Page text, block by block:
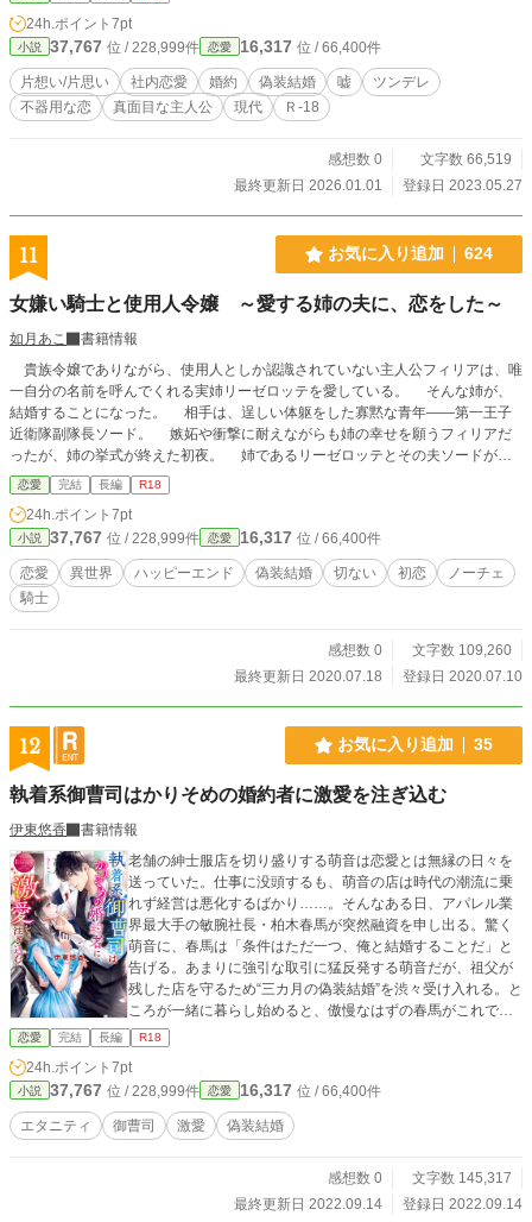
24h.ポイント 7pt
小説 37,767 位 / 228,999件 恋愛 16,317 位 / 66,400件
片想い/片思い 社内恋愛 婚約 偽装結婚 嘘
ツンデレ
不器用な恋
真面目な主人公 現代 Ｒ-18
感想数 0
文字数 66,519
最終更新日 2026.01.01
登録日 2023.05.27
11 お気に入り追加 624
女嫌い騎士と使用人令嬢 ～愛する姉の夫に、恋をした～
如月あこ
書籍情報
貴族令嬢でありながら、使用人としか認識されていない主人公フィリアは、唯
一自分の名前を呼んでくれる実姉リーゼロッテを愛している。 そんな姉が、
結婚することになった。 相手は、逞しい体躯をした寡黙な青年――第一王子
近衛隊副隊長ソード。 嫉妬や衝撃に耐えながらも姉の幸せを願うフィリアだ
ったが、姉の挙式が終えた初夜。 姉であるリーゼロッテとその夫ソードが話
しているのを聞いてしまう。 「俺は女に興味がない。男色家だからな。俺たち
は仮初の夫婦であり、お互いの利害ゆえの結婚だ。人前では、それなりに幸福な
夫婦を装ってやる。だが、閨は別だ。俺の身体にも触るな」 リーゼロッテを
愛するフィリアは、ソードに対して怒りを覚える。 だがある日、男色家とい
うのは嘘だと知って――。 ※他サイト様にて投稿したものを、改稿したもの
となります。 ※R指定となる直接的表現はございませんが、ＧＬ的同性愛表現
があります。
恋愛 完結 長編 R18
24h.ポイント 7pt
小説 37,767 位 / 228,999件 恋愛 16,317 位 / 66,400件
恋愛 異世界 ハッピーエンド 偽装結婚 切ない 初恋
ノーチェ
騎士
感想数 0
文字数 109,260
最終更新日 2020.07.18
登録日 2020.07.10
12 お気に入り追加 35
執着系御曹司はかりそめの婚約者に激愛を注ぎ込む
伊東悠香
書籍情報
老舗の紳士服店を切り盛りする萌音は恋愛とは無縁の日々を
送っていた。仕事に没頭するも、萌音の店は時代の潮流に乗
れず経営は悪化するばかり……。そんなある日、アパレル業
界最大手の敏腕社長・柏木春馬が突然融資を申し出る。驚く
萌音に、春馬は「条件はただ一つ、俺と結婚することだ」と
告げる。あまりに強引な取引に猛反発する萌音だが、祖父が
残した店を守るため“三カ月の偽装結婚”を渋々受け入れる。と
ころが一緒に暮らし始めると、傲慢なはずの春馬がこれでも
かというくらい萌音を溺愛してきて……!? 愉悦を刻み込む
ように最奥まで愛を注ぎ込まれ、萌音は身も心も春馬の虜に
なってしまい――？
恋愛 完結 長編 R18
24h.ポイント 7pt
小説 37,767 位 / 228,999件 恋愛 16,317 位 / 66,400件
エタニティ 御曹司 激愛 偽装結婚
感想数 0
文字数 145,317
最終更新日 2022.09.14
登録日 2022.09.14